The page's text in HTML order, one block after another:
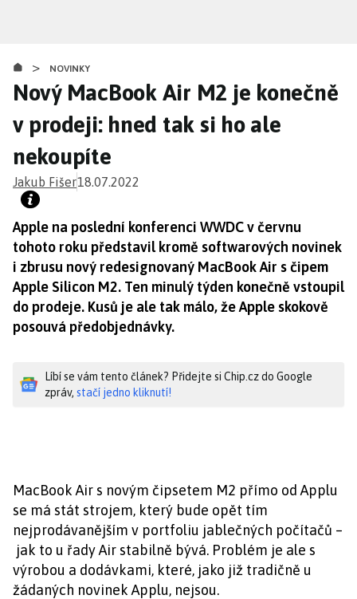
obsahu
> NOVINKY
Nový MacBook Air M2 je konečně
v prodeji: hned tak si ho ale
nekoupíte
Jakub Fišer18.07.2022
Apple na poslední konferenci WWDC v červnu
tohoto roku představil kromě softwarových novinek
i zbrusu nový redesignovaný MacBook Air s čipem
Apple Silicon M2. Ten minulý týden konečně vstoupil
do prodeje. Kusů je ale tak málo, že Apple skokově
posouvá předobjednávky.
Líbí se vám tento článek? Přidejte si Chip.cz do Google
zpráv, stačí jedno kliknutí!
MacBook Air s novým čipsetem M2 přímo od Applu
se má stát strojem, který bude opět tím
nejprodávanějším v portfoliu jablečných počítačů –
jak to u řady Air stabilně bývá. Problém je ale s
výrobou a dodávkami, které, jako již tradičně u
žádaných novinek Applu, nejsou.